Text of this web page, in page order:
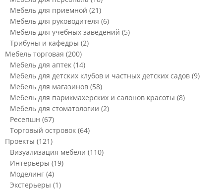
Мебель для приемной (21)
Мебель для руководителя (6)
Мебель для учебных заведений (5)
Трибуны и кафедры (2)
Мебель торговая (200)
Мебель для аптек (14)
Мебель для детских клубов и частных детских садов (9)
Мебель для магазинов (58)
Мебель для парикмахерских и салонов красоты (8)
Мебель для стоматологии (2)
Ресепшн (67)
Торговый островок (64)
Проекты (121)
Визуализация мебели (110)
Интерьеры (19)
Моделинг (4)
Экстерьеры (1)